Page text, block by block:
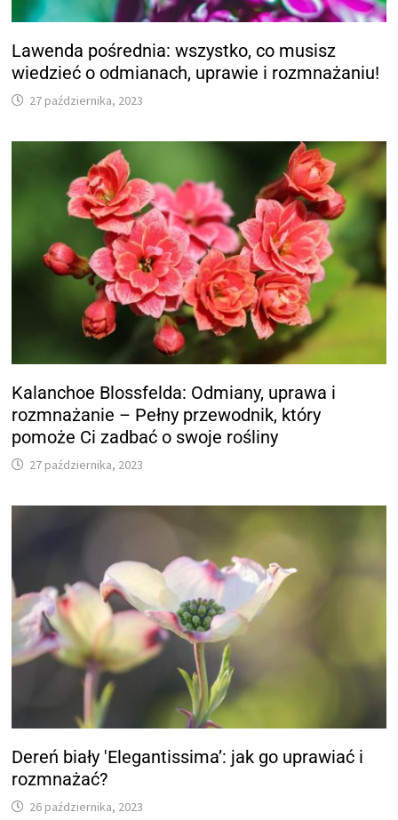
Lawenda pośrednia: wszystko, co musisz
wiedzieć o odmianach, uprawie i rozmnażaniu!
27 października, 2023
Kalanchoe Blossfelda: Odmiany, uprawa i
rozmnażanie – Pełny przewodnik, który
pomoże Ci zadbać o swoje rośliny
27 października, 2023
Dereń biały 'Elegantissima’: jak go uprawiać i
rozmnażać?
26 października, 2023